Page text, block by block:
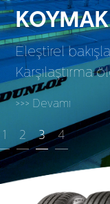
KOYMAK
Eleştirel
Karşılaştırma
>>> Devamı